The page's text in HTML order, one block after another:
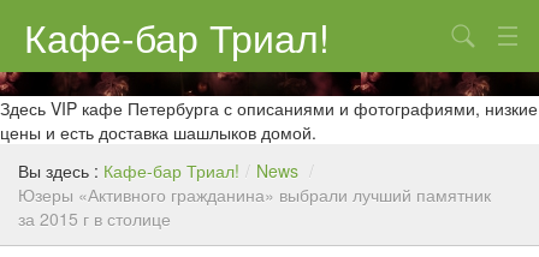
Кафе-бар Триал!
О нас
Меню
Контакты
Реклама
Поиск
Здесь VIP кафе Петербурга с описаниями и фотографиями, низкие
цены и есть доставка шашлыков домой.
Вы здесь : Кафе-бар Триал! / News /
Юзеры «Активного гражданина» выбрали лучший памятник
за 2015 г в столице